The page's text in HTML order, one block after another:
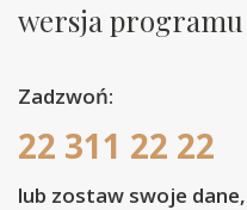
wersja programu
Zadzwoń:
22 311 22 22
lub zostaw swoje